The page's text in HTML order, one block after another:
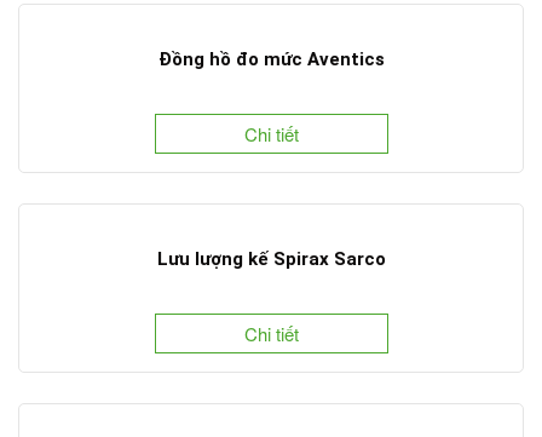
Đồng hồ đo mức Aventics
Chi tiết
Lưu lượng kế Spirax Sarco
Chi tiết